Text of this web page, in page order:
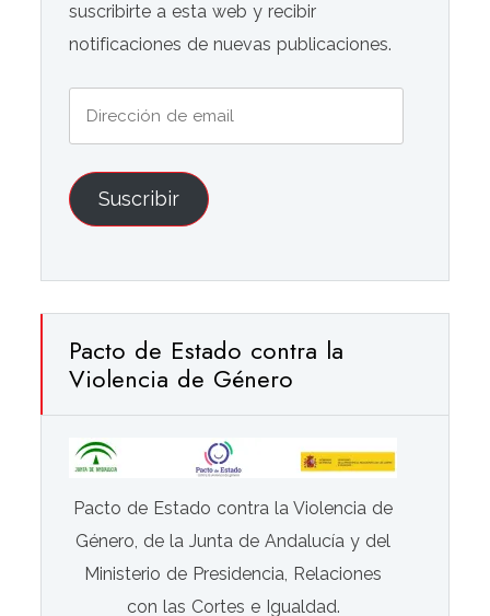
suscribirte a esta web y recibir
notificaciones de nuevas publicaciones.
email
Suscribir
Pacto de Estado contra la
Violencia de Género
Pacto de Estado contra la Violencia de
Género, de la Junta de Andalucía y del
Ministerio de Presidencia, Relaciones
con las Cortes e Igualdad.